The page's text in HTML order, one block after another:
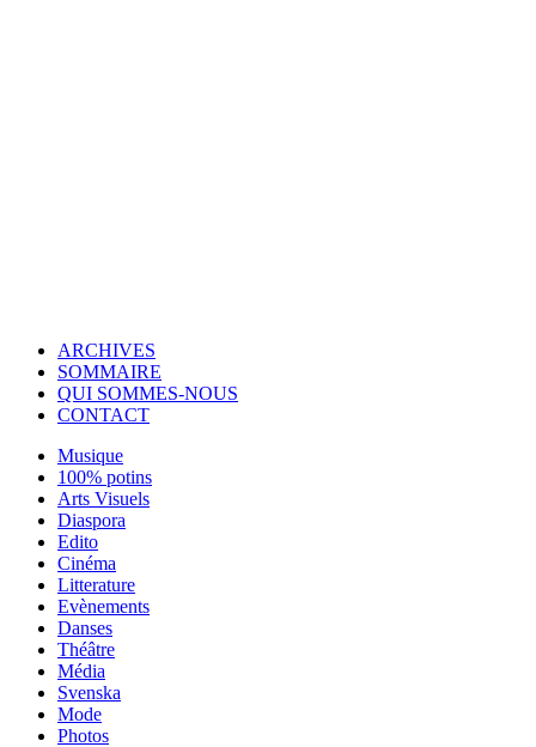
ARCHIVES
SOMMAIRE
QUI SOMMES-NOUS
CONTACT
Musique
100% potins
Arts Visuels
Diaspora
Edito
Cinéma
Litterature
Evènements
Danses
Théâtre
Média
Svenska
Mode
Photos